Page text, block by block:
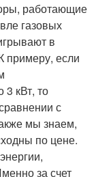
работающие
газовых
в
примеру, если
кВт, то
с
мы знаем,
по цене.
за счет